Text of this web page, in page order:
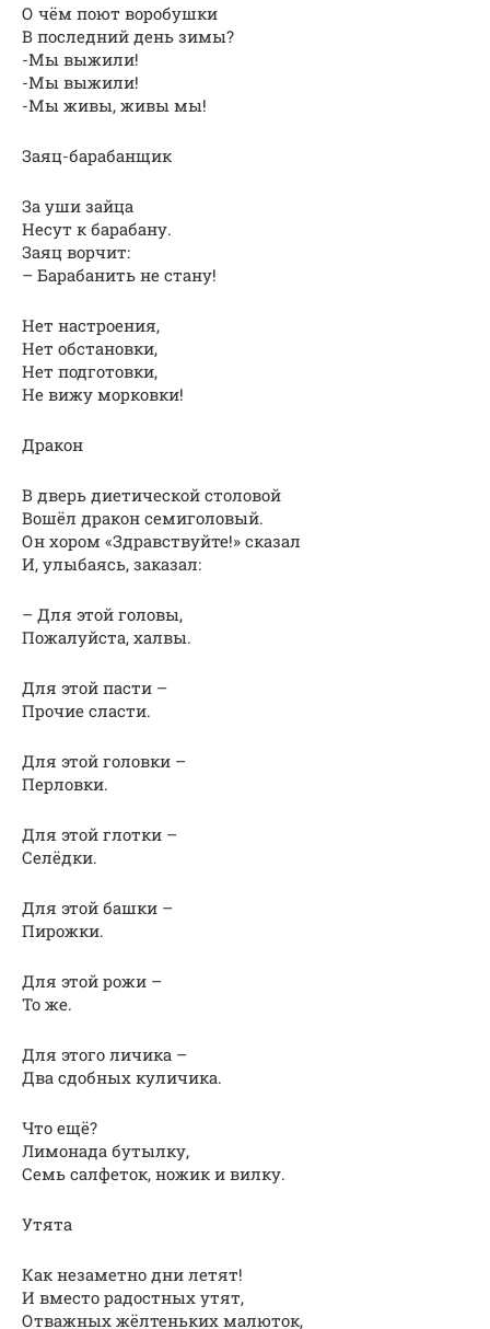
О чём поют воробушки
В последний день зимы?
-Мы выжили!
-Мы выжили!
-Мы живы, живы мы!
Заяц-барабанщик
За уши зайца
Несут к барабану.
Заяц ворчит:
– Барабанить не стану!
Нет настроения,
Нет обстановки,
Нет подготовки,
Не вижу морковки!
Дракон
В дверь диетической столовой
Вошёл дракон семиголовый.
Он хором «Здравствуйте!» сказал
И, улыбаясь, заказал:
– Для этой головы,
Пожалуйста, халвы.
Для этой пасти –
Прочие сласти.
Для этой головки –
Перловки.
Для этой глотки –
Селёдки.
Для этой башки –
Пирожки.
Для этой рожи –
То же.
Для этого личика –
Два сдобных куличика.
Что ещё?
Лимонада бутылку,
Семь салфеток, ножик и вилку.
Утята
Как незаметно дни летят!
И вместо радостных утят,
Отважных жёлтеньких малюток,